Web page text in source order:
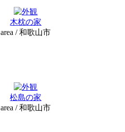
木枕の家
area / 和歌山市
松島の家
area / 和歌山市